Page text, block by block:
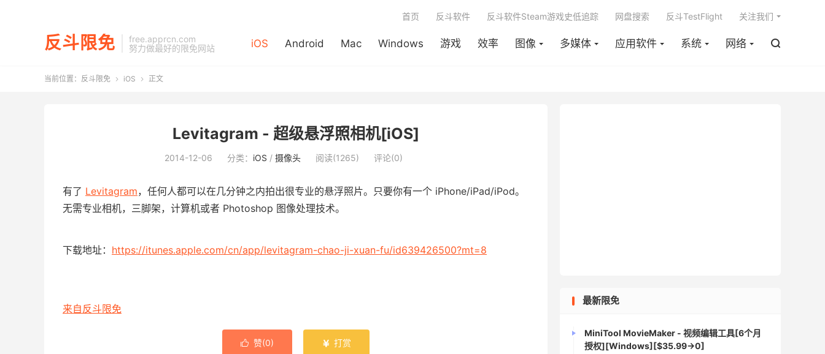
反斗限免
free.apprcn.com
努力做最好的限免网站
iOS Android Mac Windows 游戏 效率 图像 多媒体 应用软件 系统 网络 
首页 反斗软件 反斗软件Steam游戏史低追踪 网盘搜索 反斗TestFlight 关注我们
当前位置： 反斗限免  iOS  正文
Levitagram - 超级悬浮照相机[iOS]
2014-12-06 分类： iOS / 摄像头 阅读(1265) 评论(0)
有了 Levitagram，任何人都可以在几分钟之内拍出很专业的悬浮照片。只要你有一个 iPhone/iPad/iPod。
无需专业相机，三脚架，计算机或者 Photoshop 图像处理技术。
下载地址： https://itunes.apple.com/cn/app/levitagram-chao-ji-xuan-fu/id639426500?mt=8
来自反斗限免
 赞(0)  打赏
最新限免
MiniTool MovieMaker - 视频编辑工具[6个月
授权][Windows][$35.99→0]